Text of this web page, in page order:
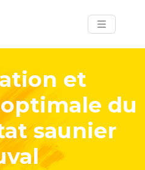
et
du
saunier